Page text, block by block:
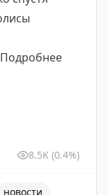
8.5K (0.4%)
новости